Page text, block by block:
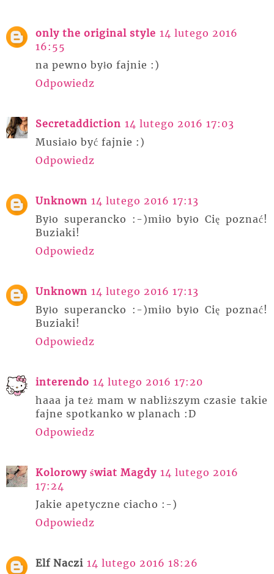
only the original style 14 lutego 2016
16:55
na pewno było fajnie :)
Odpowiedz
Secretaddiction 14 lutego 2016 17:03
Musiało być fajnie :)
Odpowiedz
Unknown 14 lutego 2016 17:13
Było superancko :-)miło było Cię poznać!
Buziaki!
Odpowiedz
Unknown 14 lutego 2016 17:13
Było superancko :-)miło było Cię poznać!
Buziaki!
Odpowiedz
interendo 14 lutego 2016 17:20
haaa ja też mam w nabliższym czasie takie
fajne spotkanko w planach :D
Odpowiedz
Kolorowy świat Magdy 14 lutego 2016
17:24
Jakie apetyczne ciacho :-)
Odpowiedz
Elf Naczi 14 lutego 2016 18:26